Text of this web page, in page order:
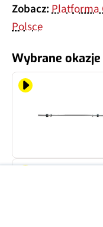
Zobacz:Platforma
Polsce
Wybrane okazje